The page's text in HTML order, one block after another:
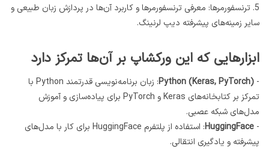
5. ترنسفورمرها: معرفی ترنسفورمرها و کاربرد آن‌ها در پردازش زبان طبیعی و
سایر زمینه‌های پیشرفته دیپ لرنینگ.
ابزارهایی که این ورکشاپ بر آن‌ها تمرکز دارد
-
Python (Keras, PyTorch)
: زبان برنامه‌نویسی قدرتمند Python با
تمرکز بر کتابخانه‌های Keras و PyTorch برای پیاده‌سازی و آموزش
مدل‌های شبکه عصبی.
-
HuggingFace
: استفاده از پلتفرم HuggingFace برای کار با مدل‌های
پیشرفته و یادگیری انتقالی.